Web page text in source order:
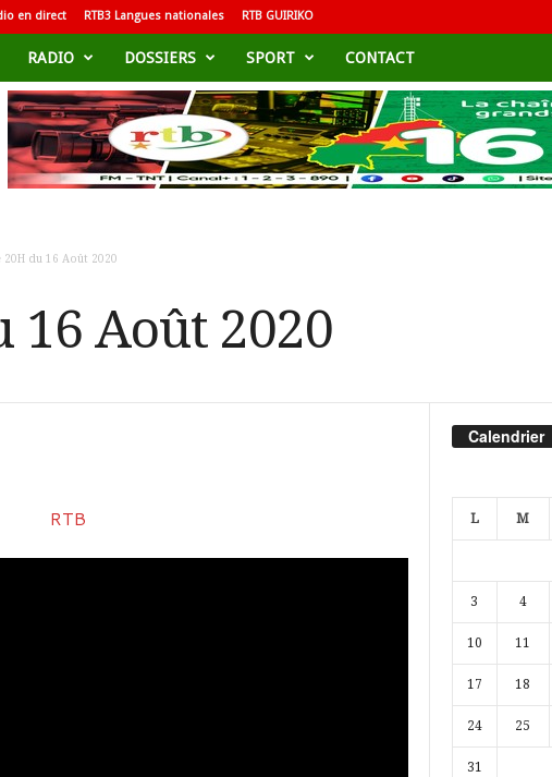
en direct RTB3 Langues nationales RTB GUIRIKO
RADIO DOSSIERS SPORT CONTACT
20H du 16 Août 2020
16 Août 2020
Calendrier
L M
3 4
10 11
17 18
24 25
31